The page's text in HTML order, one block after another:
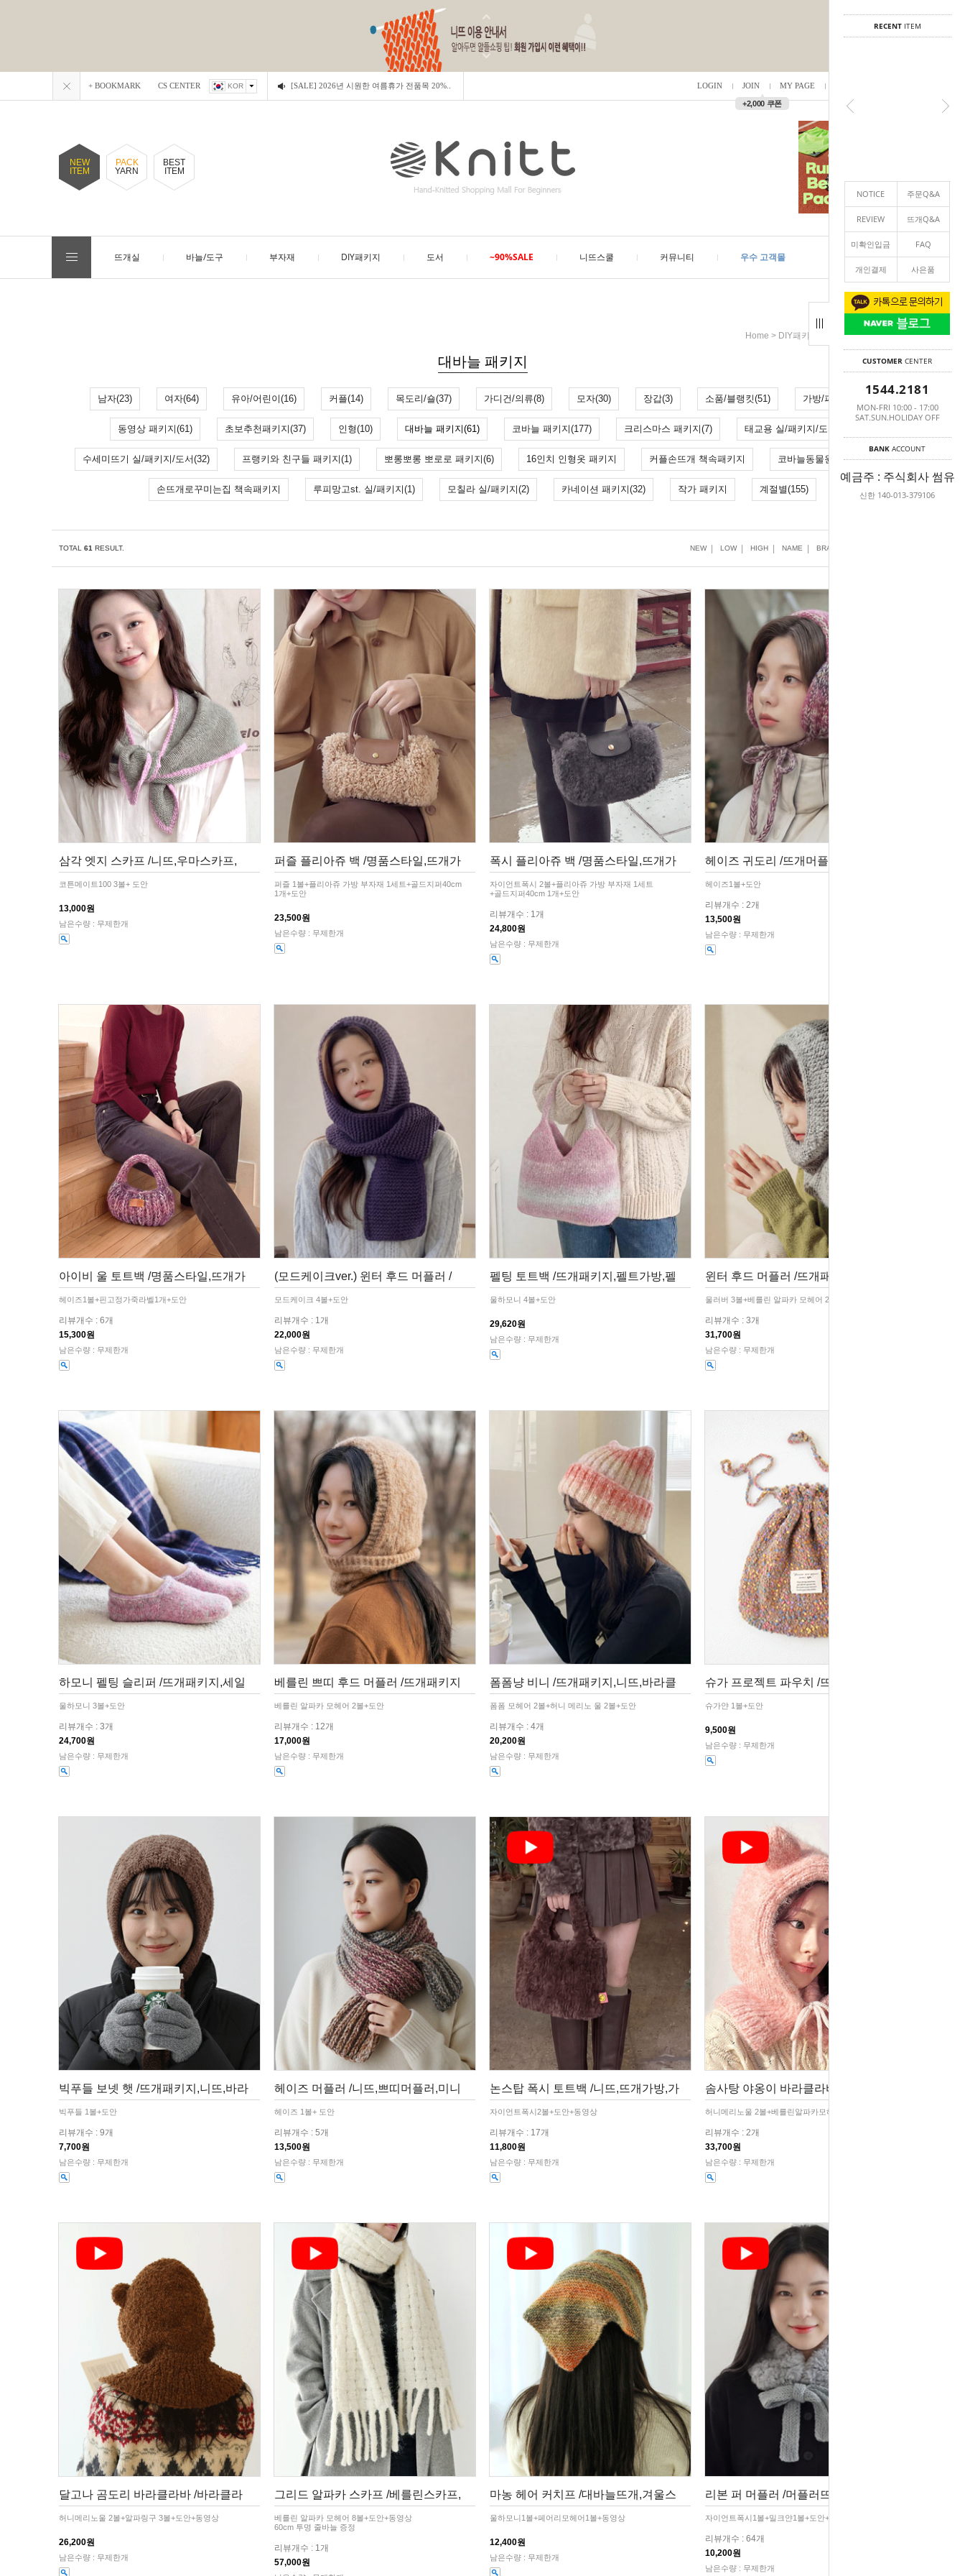
RECENTITEM
NOTICE 주문Q&A
REVIEW 뜨개Q&A
미확인입금 FAQ
개인결제 사은품
CUSTOMER CENTER
1544.2181
MON-FRI 10:00 - 17:00
SAT.SUN.HOLIDAY OFF
BANK ACCOUNT
예금주 : 주식회사 썸유
신한 140-013-379106
+ BOOKMARK CS CENTER KOR [SALE] 2026년 시원한 여름휴가 전품목 20%.. LOGIN JOIN
▲
+2,000 쿠폰
MY PAGE
NEW
ITEM
PACK
YARN
BEST
ITEM
뜨개실 바늘/도구 부자재 DIY패키지 도서 ~90%SALE 니뜨스쿨 커뮤니티 우수 고객몰
Home > DIY패키지(분류별)>대바늘 패키지
대바늘 패키지
남자(23) 여자(64) 유아/어린이(16) 커플(14) 목도리/숄(37) 가디건/의류(8) 모자(30) 장갑(3) 소품/블랭킷(51) 가방/파우치(99)
동영상 패키지(61) 초보추천패키지(37) 인형(10) 대바늘 패키지(61) 코바늘 패키지(177) 크리스마스 패키지(7) 태교용 실/패키지/도서(9)
수세미뜨기 실/패키지/도서(32) 프랭키와 친구들 패키지(1) 뽀롱뽀롱 뽀로로 패키지(6) 16인치 인형옷 패키지 커플손뜨개 책속패키지 코바늘동물원 책속패키지
손뜨개로꾸미는집 책속패키지 루피망고st. 실/패키지(1) 모칠라 실/패키지(2) 카네이션 패키지(32) 작가 패키지 계절별(155)
TOTAL 61 RESULT. NEW| LOW| HIGH NAME BRAND
삼각 엣지 스카프 /니뜨,우마스카프,
코튼메이트100 3볼+ 도안
13,000원
남은수량 : 무제한개
퍼즐 플리아쥬 백 /명품스타일,뜨개가
퍼즐 1볼+플리아쥬 가방 부자재 1세트+골드지퍼40cm
1개+도안
23,500원
남은수량 : 무제한개
폭시 플리아쥬 백 /명품스타일,뜨개가
자이언트폭시 2볼+플리아쥬 가방 부자재 1세트
+골드지퍼40cm 1개+도안
리뷰개수 : 1개
24,800원
남은수량 : 무제한개
헤이즈 귀도리 /뜨개머플러,뜨개이어머
헤이즈1볼+도안
리뷰개수 : 2개
13,500원
남은수량 : 무제한개
아이비 울 토트백 /명품스타일,뜨개가
헤이즈1볼+핀고정가죽라벨1개+도안
리뷰개수 : 6개
15,300원
남은수량 : 무제한개
(모드케이크ver.) 윈터 후드 머플러 /
모드케이크 4볼+도안
리뷰개수 : 1개
22,000원
남은수량 : 무제한개
펠팅 토트백 /뜨개패키지,펠트가방,펠
울하모니 4볼+도안
29,620원
남은수량 : 무제한개
윈터 후드 머플러 /뜨개패키지,겨울모
울러버 3볼+베를린 알파카 모헤어 2볼+도안
리뷰개수 : 3개
31,700원
남은수량 : 무제한개
하모니 펠팅 슬리퍼 /뜨개패키지,세일
울하모니 3볼+도안
리뷰개수 : 3개
24,700원
남은수량 : 무제한개
베를린 쁘띠 후드 머플러 /뜨개패키지
베를린 알파카 모헤어 2볼+도안
리뷰개수 : 12개
17,000원
남은수량 : 무제한개
폼폼냥 비니 /뜨개패키지,니뜨,바라클
폼폼 모헤어 2볼+허니 메리노 울 2볼+도안
리뷰개수 : 4개
20,200원
남은수량 : 무제한개
슈가 프로젝트 파우치 /뜨개파우치,뜨
슈가얀 1볼+도안
9,500원
남은수량 : 무제한개
빅푸들 보넷 햇 /뜨개패키지,니뜨,바라
빅푸들 1볼+도안
리뷰개수 : 9개
7,700원
남은수량 : 무제한개
헤이즈 머플러 /니뜨,쁘띠머플러,미니
헤이즈 1볼+ 도안
리뷰개수 : 5개
13,500원
남은수량 : 무제한개
논스탑 폭시 토트백 /니뜨,뜨개가방,가
자이언트폭시2볼+도안+동영상
리뷰개수 : 17개
11,800원
남은수량 : 무제한개
솜사탕 야옹이 바라클라바 /바라클라
허니메리노울 2볼+베를린알파카모헤어 3볼+도안+동영상
리뷰개수 : 2개
33,700원
남은수량 : 무제한개
달고나 곰도리 바라클라바 /바라클라
허니메리노울 2볼+알파링구 3볼+도안+동영상
26,200원
남은수량 : 무제한개
그리드 알파카 스카프 /베를린스카프,
베를린 알파카 모헤어 8볼+도안+동영상
60cm 투명 줄바늘 증정
리뷰개수 : 1개
57,000원
마농 헤어 커치프 /대바늘뜨개,겨울스
울하모니1볼+페어리모헤어1볼+동영상
12,400원
남은수량 : 무제한개
리본 퍼 머플러 /머플러뜨개,겨울털머
자이언트폭시1볼+밀크얀1볼+도안+동영상
리뷰개수 : 64개
10,200원
남은수량 : 무제한개